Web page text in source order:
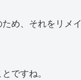
ため、それをリメイ
ですね。